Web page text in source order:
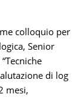
colloquio per
Senior
di log
mesi,